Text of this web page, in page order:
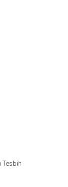
Tesbih